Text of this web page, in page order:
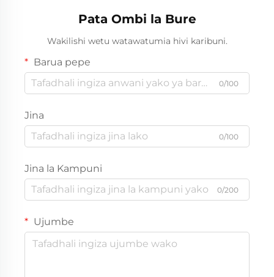
Pata Ombi la Bure
Wakilishi wetu watawatumia hivi karibuni.
Barua pepe
0/100
Jina
0/100
Jina la Kampuni
0/200
Ujumbe